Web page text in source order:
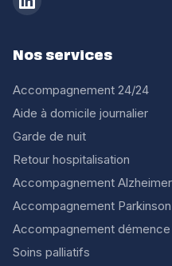
Nos services
Accompagnement 24/24
Aide à domicile journalier
Garde de nuit
Retour hospitalisation
Accompagnement Alzheimer
Accompagnement Parkinson
Accompagnement démence
Soins palliatifs